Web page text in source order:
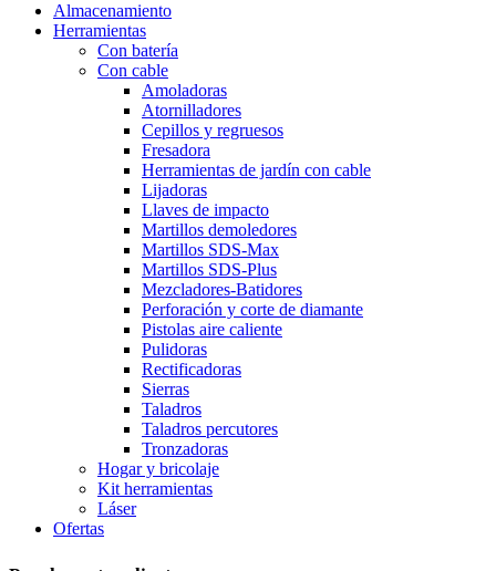
Almacenamiento
Herramientas
Con batería
Con cable
Amoladoras
Atornilladores
Cepillos y regruesos
Fresadora
Herramientas de jardín con cable
Lijadoras
Llaves de impacto
Martillos demoledores
Martillos SDS-Max
Martillos SDS-Plus
Mezcladores-Batidores
Perforación y corte de diamante
Pistolas aire caliente
Pulidoras
Rectificadoras
Sierras
Taladros
Taladros percutores
Tronzadoras
Hogar y bricolaje
Kit herramientas
Láser
Ofertas